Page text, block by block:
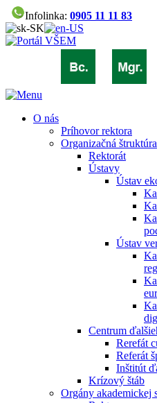
Infolinka: 0905 11 11 83
O nás
Príhovor rektora
Organizačná štruktúra
Rektorát
Ústavy
Ústav
Ústav
Centrum
Rerefát
Referát
Inštitút
Krízový štáb
Orgány akademickej